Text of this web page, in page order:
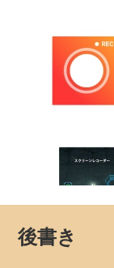
後書き